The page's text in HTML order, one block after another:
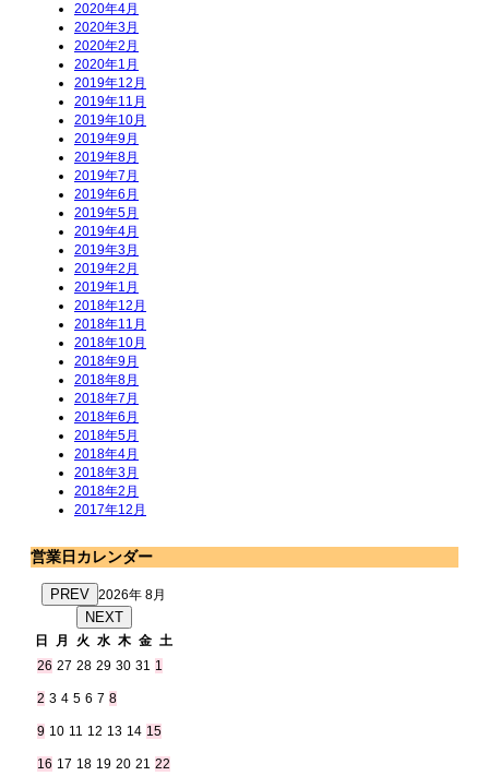
2020年4月
2020年3月
2020年2月
2020年1月
2019年12月
2019年11月
2019年10月
2019年9月
2019年8月
2019年7月
2019年6月
2019年5月
2019年4月
2019年3月
2019年2月
2019年1月
2018年12月
2018年11月
2018年10月
2018年9月
2018年8月
2018年7月
2018年6月
2018年5月
2018年4月
2018年3月
2018年2月
2017年12月
営業日カレンダー
PREV 2026年 8月
NEXT
日 月 火 水 木 金 土
26 27 28 29 30 31 1
2 3 4 5 6 7 8
9 10 11 12 13 14 15
16 17 18 19 20 21 22